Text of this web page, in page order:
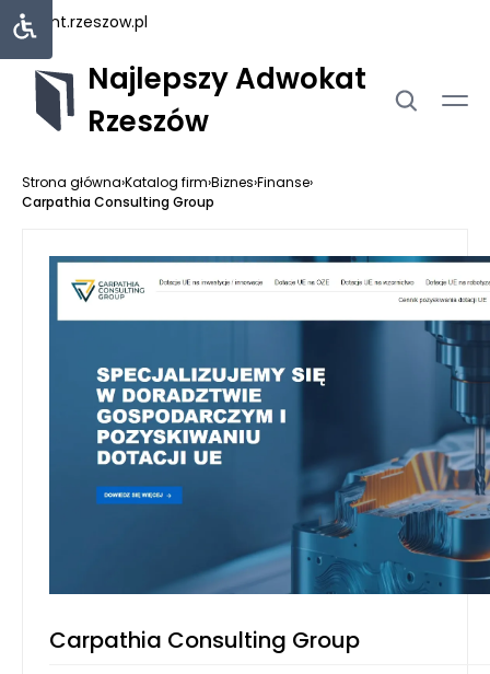
rejent.rzeszow.pl
Najlepszy Adwokat
Rzeszów
Strona główna›Katalog firm›Biznes›Finanse›
Carpathia Consulting Group
Carpathia Consulting Group